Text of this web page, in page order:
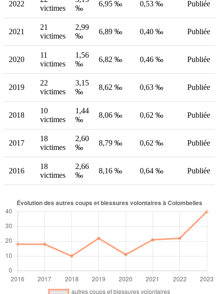
2022
victimes
‰
6,95 ‰ 0,53 ‰ Publiée
2021
21
victimes
2,99
‰
6,89 ‰ 0,40 ‰ Publiée
2020
11
victimes
1,56
‰
6,82 ‰ 0,46 ‰ Publiée
2019
22
victimes
3,15
‰
8,62 ‰ 0,63 ‰ Publiée
2018
10
victimes
1,44
‰
8,06 ‰ 0,62 ‰ Publiée
2017
18
victimes
2,60
‰
8,79 ‰ 0,62 ‰ Publiée
2016
18
victimes
2,66
‰
8,16 ‰ 0,64 ‰ Publiée